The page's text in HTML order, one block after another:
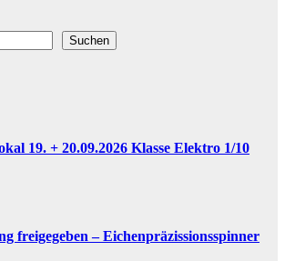
Suchen
19. + 20.09.2026 Klasse Elektro 1/10
freigegeben – Eichenpräzissionsspinner